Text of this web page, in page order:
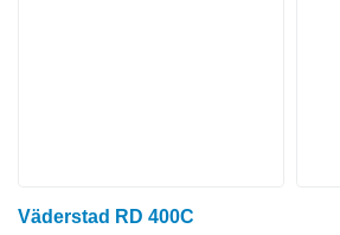
Väderstad RD 400C